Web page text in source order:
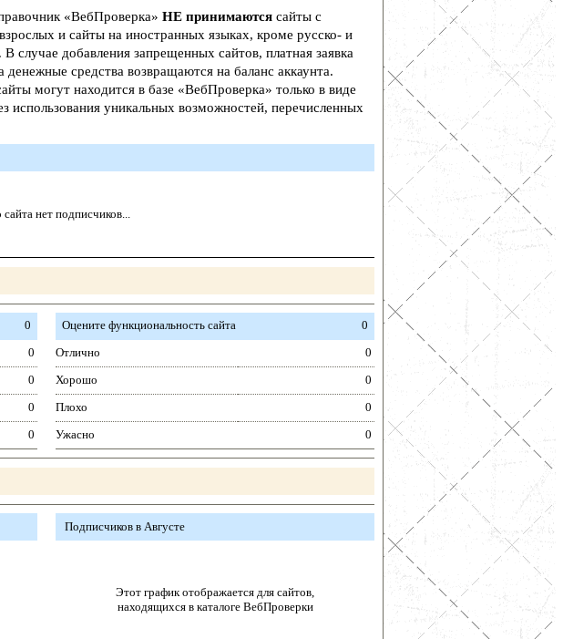
«ВебПроверка» НЕ принимаются сайты с
и сайты на иностранных языках, кроме русско- и
случае добавления запрещенных сайтов, платная заявка
денежные средства возвращаются на баланс аккаунта.
могут находится в базе «ВебПроверка» только в виде
использования уникальных возможностей, перечисленных
сайта нет подписчиков...
0
0
0
0
0
Оцените функциональность сайта
0
Отлично
0
Хорошо
0
Плохо
0
Ужасно
0
Подписчиков в Августе
Этот график отображается для сайтов,
находящихся в каталоге ВебПроверки